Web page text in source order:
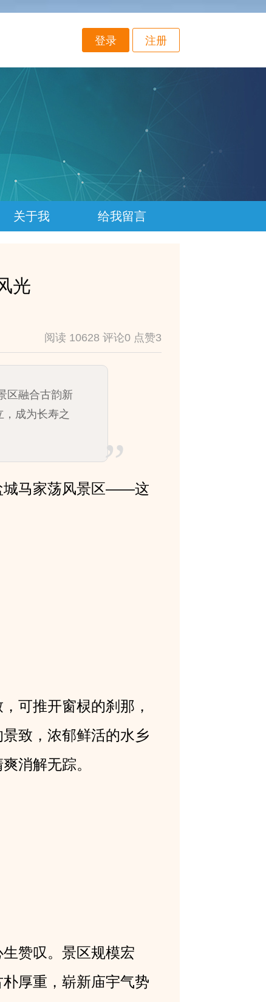
登录 注册
关于我 给我留言
光
阅读 10628 评论0 点赞3
区融合古韵新
成为长寿之
城马家荡风景区——这
可推开窗棂的刹那，
致，浓郁鲜活的水乡
消解无踪。
赞叹。景区规模宏
厚重，崭新庙宇气势